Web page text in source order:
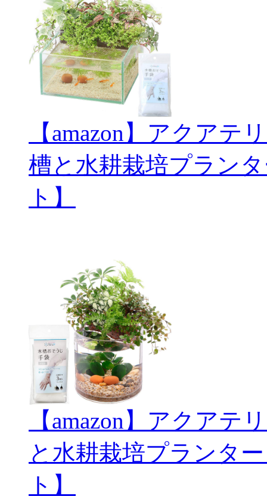
【amazon】アクアテ
槽と水耕栽培プラン
ト】
【amazon】アクアテ
と水耕栽培プランタ
ト】